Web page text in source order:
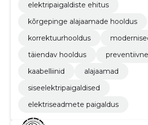
elektripaigaldiste ehitus
kõrgepinge alajaamade hooldus
korrektuurhooldus
täiendav hooldus
kaabelliinid
alajaamad
siseelektripaigaldised
elektriseadmete paigaldus